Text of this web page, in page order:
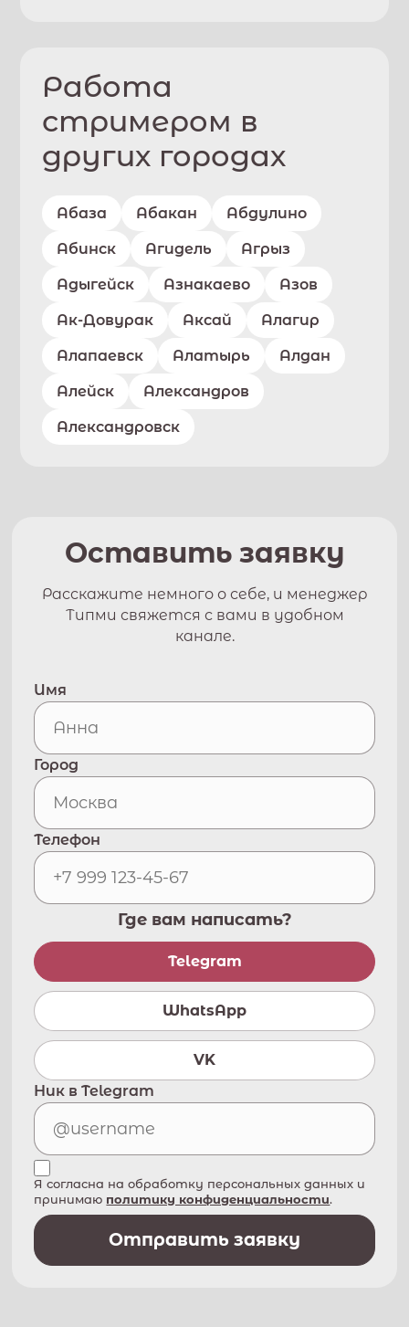
Работа
стримером в
других городах
Абаза Абакан Абдулино
Абинск Агидель Агрыз
Адыгейск Азнакаево Азов
Ак-Довурак Аксай Алагир
Алапаевск Алатырь Алдан
Алейск Александров
Александровск
Оставить заявку
Расскажите немного о себе, и менеджер
Типми свяжется с вами в удобном
канале.
Имя
Город
Телефон
Где вам написать?
Telegram
WhatsApp
VK
Ник в Telegram
Я согласна на обработку персональных данных и
принимаю политику конфиденциальности.
Отправить заявку